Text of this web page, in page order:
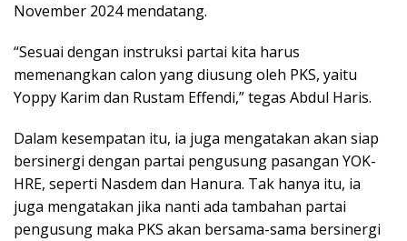
November 2024 mendatang.
“Sesuai dengan instruksi partai kita harus
memenangkan calon yang diusung oleh PKS, yaitu
Yoppy Karim dan Rustam Effendi,” tegas Abdul Haris.
Dalam kesempatan itu, ia juga mengatakan akan siap
bersinergi dengan partai pengusung pasangan YOK-
HRE, seperti Nasdem dan Hanura. Tak hanya itu, ia
juga mengatakan jika nanti ada tambahan partai
pengusung maka PKS akan bersama-sama bersinergi